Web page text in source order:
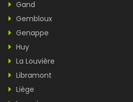
Gand
Gembloux
Genappe
Huy
La Louvière
Libramont
Liège